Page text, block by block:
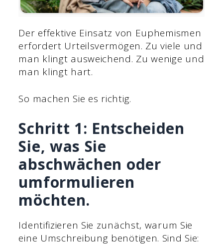
Der effektive Einsatz von Euphemismen
erfordert Urteilsvermögen. Zu viele und
man klingt ausweichend. Zu wenige und
man klingt hart.
So machen Sie es richtig.
Schritt 1: Entscheiden
Sie, was Sie
abschwächen oder
umformulieren
möchten.
Identifizieren Sie zunächst, warum Sie
eine Umschreibung benötigen. Sind Sie: